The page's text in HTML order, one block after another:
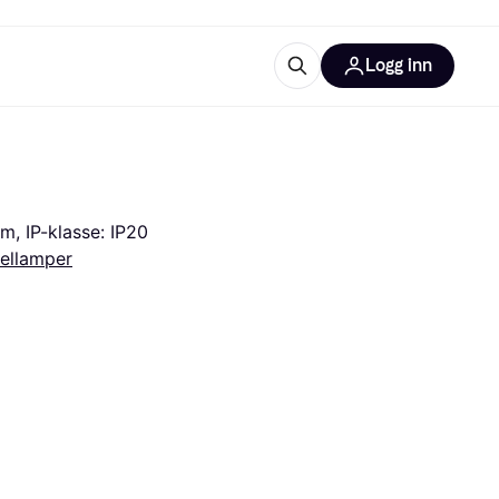
Logg inn
IP-klasse: IP20